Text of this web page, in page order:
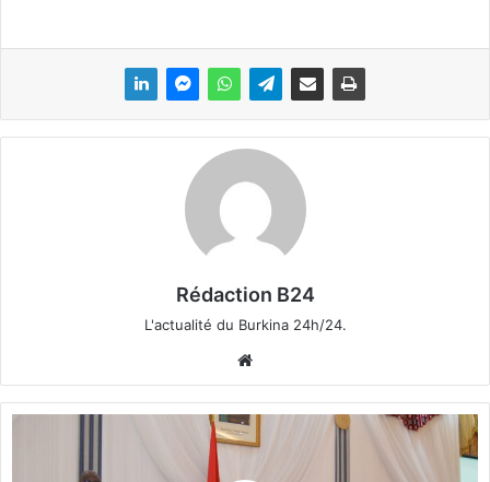
Rédaction B24
L'actualité du Burkina 24h/24.
bsi
te